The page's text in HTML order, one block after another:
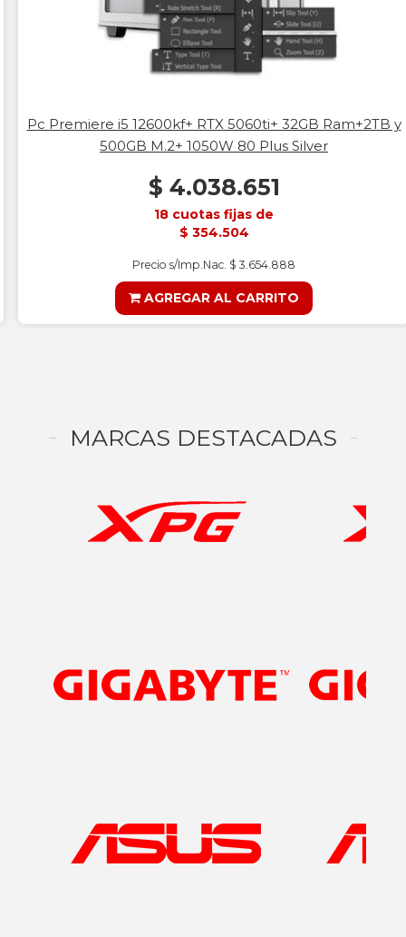
Pc Premiere i5 12600kf+ RTX 5060ti+ 32GB Ram+2TB y
500GB M.2+ 1050W 80 Plus Silver
$ 4.038.651
18 cuotas fijas de
$ 354.504
Precio s/Imp.Nac. $ 3.654.888
AGREGAR AL CARRITO
MARCAS DESTACADAS